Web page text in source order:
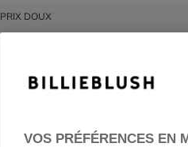
PRIX DOUX
VOS PRÉFÉRENCES EN